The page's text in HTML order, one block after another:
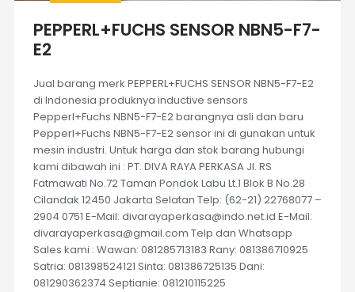
PEPPERL+FUCHS SENSOR NBN5-F7-
E2
Jual barang merk PEPPERL+FUCHS SENSOR NBN5-F7-E2
di Indonesia produknya inductive sensors
Pepperl+Fuchs NBN5-F7-E2 barangnya asli dan baru
Pepperl+Fuchs NBN5-F7-E2 sensor ini di gunakan untuk
mesin industri. Untuk harga dan stok barang hubungi
kami dibawah ini : PT. DIVA RAYA PERKASA Jl. RS
Fatmawati No.72 Taman Pondok Labu Lt.1 Blok B No.28
Cilandak 12450 Jakarta Selatan Telp: (62-21) 22768077 –
2904 0751 E-Mail: divarayaperkasa@indo.net.id E-Mail:
divarayaperkasa@gmail.com Telp dan Whatsapp
Sales kami : Wawan: 081285713183 Rany: 081386710925
Satria: 081398524121 Sinta: 081386725135 Dani:
081290362374 Septianie: 081210115225